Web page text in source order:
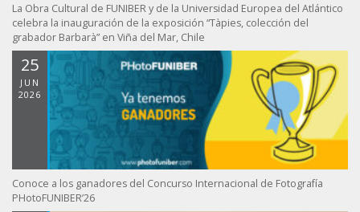
La Obra Cultural de FUNIBER y de la Universidad Europea del Atlántico
celebra la inauguración de la exposición “Tàpies, colección del
grabador Barbarà” en Viña del Mar, Chile
25
JUN
2026
Conoce a los ganadores del Concurso Internacional de Fotografía
PHotoFUNIBER’26